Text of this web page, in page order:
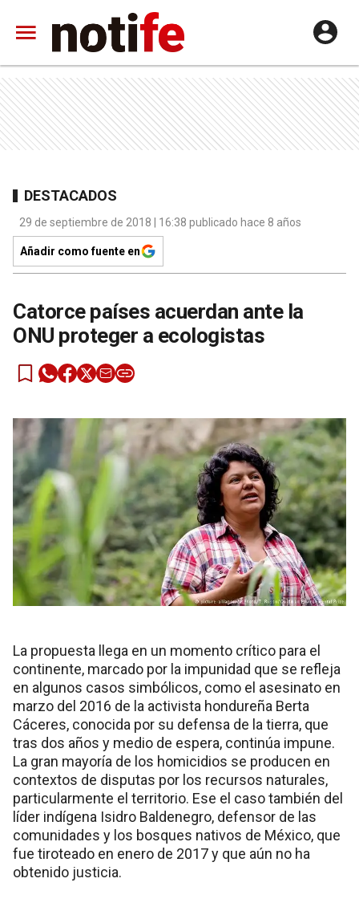
DESTACADOS
29 de septiembre de 2018 | 16:38 publicado hace 8 años
Añadir como fuente en
Catorce países acuerdan ante la
ONU proteger a ecologistas
La propuesta llega en un momento crítico para el
continente, marcado por la impunidad que se refleja
en algunos casos simbólicos, como el asesinato en
marzo del 2016 de la activista hondureña Berta
Cáceres, conocida por su defensa de la tierra, que
tras dos años y medio de espera, continúa impune.
La gran mayoría de los homicidios se producen en
contextos de disputas por los recursos naturales,
particularmente el territorio. Ese el caso también del
líder indígena Isidro Baldenegro, defensor de las
comunidades y los bosques nativos de México, que
fue tiroteado en enero de 2017 y que aún no ha
obtenido justicia.